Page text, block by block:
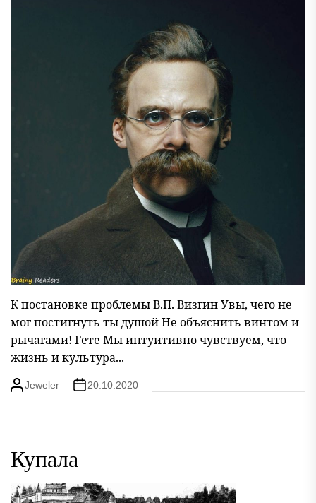
К постановке проблемы В.П. Визгин Увы, чего не
мог постигнуть ты душой Не объяснить винтом и
рычагами! Гете Мы интуитивно чувствуем, что
жизнь и культура...
Jeweler 20.10.2020
Купала